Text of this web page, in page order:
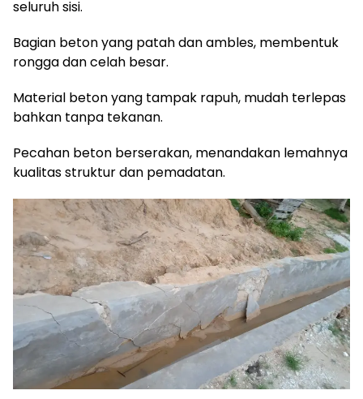
seluruh sisi.
Bagian beton yang patah dan ambles, membentuk
rongga dan celah besar.
Material beton yang tampak rapuh, mudah terlepas
bahkan tanpa tekanan.
Pecahan beton berserakan, menandakan lemahnya
kualitas struktur dan pemadatan.